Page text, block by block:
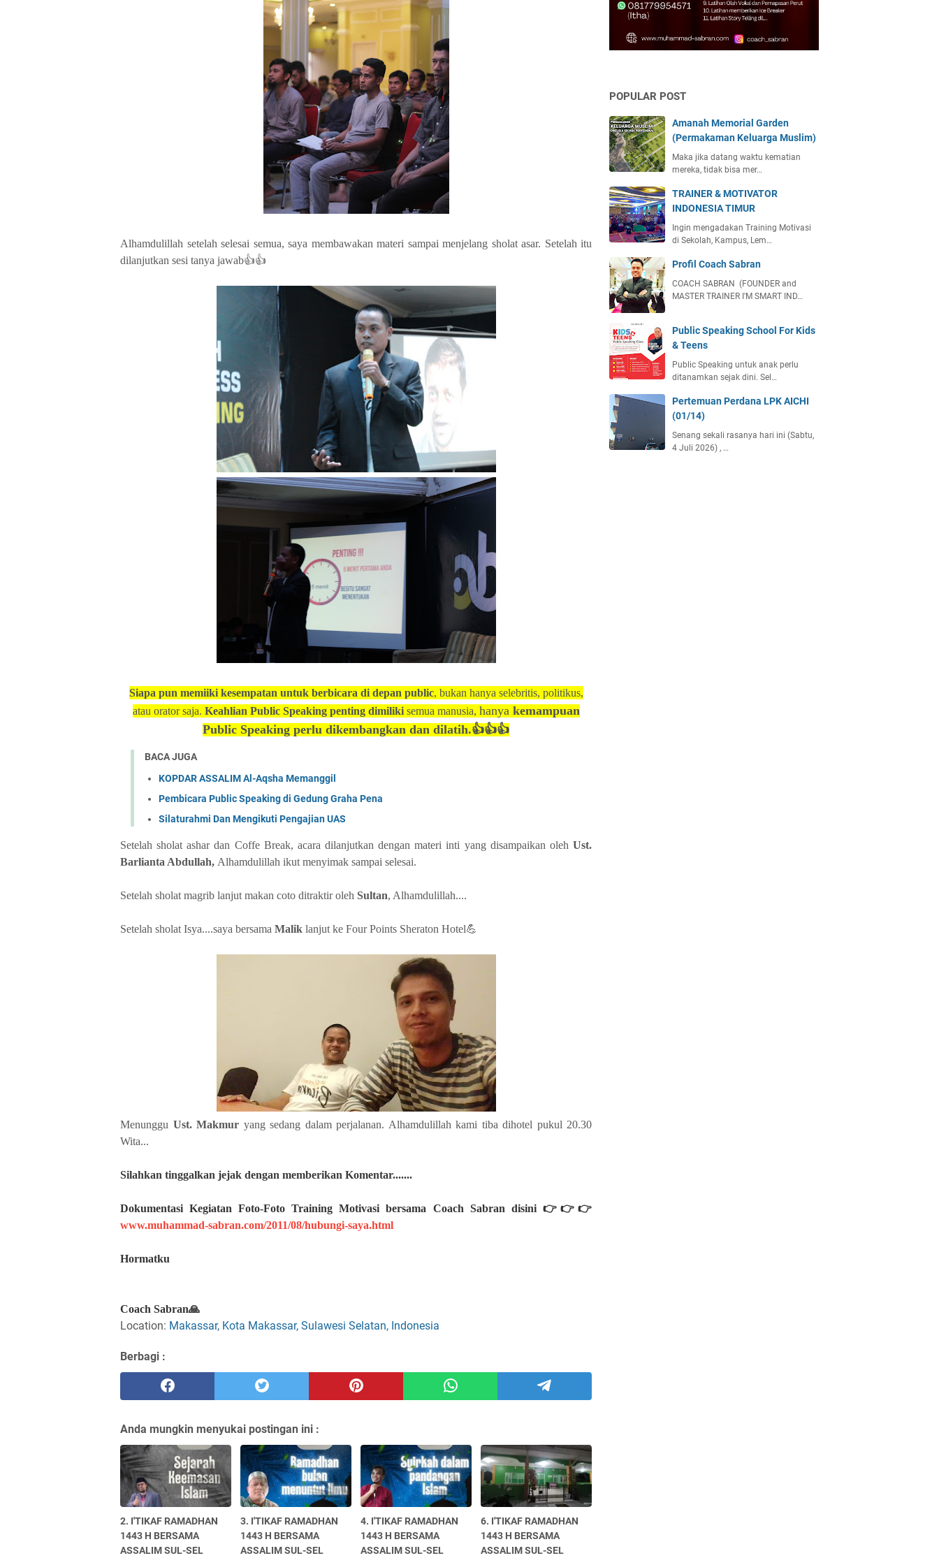
Alhamdulillah setelah selesai semua, saya membawakan materi sampai menjelang sholat asar. Setelah itu
dilanjutkan sesi tanya jawab👍👍
Siapa pun memiiki kesempatan untuk berbicara di depan public, bukan hanya selebritis, politikus,
atau orator saja. Keahlian Public Speaking penting dimilikisemua manusia, hanya kemampuan
Public Speaking perlu dikembangkan dan dilatih.👍👍👍
BACA JUGA
KOPDAR ASSALIM Al-Aqsha Memanggil
Pembicara Public Speaking di Gedung Graha Pena
Silaturahmi Dan Mengikuti Pengajian UAS
Setelah sholat ashar dan Coffe Break, acara dilanjutkan dengan materi inti yang disampaikan oleh Ust.
Barlianta Abdullah, Alhamdulillah ikut menyimak sampai selesai.
Setelah sholat magrib lanjut makan coto ditraktir oleh Sultan, Alhamdulillah....
Setelah sholat Isya....saya bersama Malik lanjut ke Four Points Sheraton Hotel💪
Menunggu Ust. Makmur yang sedang dalam perjalanan. Alhamdulillah kami tiba dihotel pukul 20.30
Wita...
Silahkan tinggalkan jejak dengan memberikan Komentar.......
Dokumentasi Kegiatan Foto-Foto Training Motivasi bersama Coach Sabran disini 👉👉👉
www.muhammad-sabran.com/2011/08/hubungi-saya.html
Hormatku
Coach Sabran🙏
Location: Makassar, Kota Makassar, Sulawesi Selatan, Indonesia
Berbagi :
Anda mungkin menyukai postingan ini :
2. I'TIKAF RAMADHAN
1443 H BERSAMA
ASSALIM SUL-SEL
3. I'TIKAF RAMADHAN
1443 H BERSAMA
ASSALIM SUL-SEL
4. I'TIKAF RAMADHAN
1443 H BERSAMA
ASSALIM SUL-SEL
6. I'TIKAF RAMADHAN
1443 H BERSAMA
ASSALIM SUL-SEL
POPULAR POST
Amanah Memorial Garden
(Permakaman Keluarga Muslim)
Maka jika datang waktu kematian
mereka, tidak bisa mer…
TRAINER & MOTIVATOR
INDONESIA TIMUR
Ingin mengadakan Training Motivasi
di Sekolah, Kampus, Lem…
Profil Coach Sabran
COACH SABRAN (FOUNDER and
MASTER TRAINER I'M SMART IND…
Public Speaking School For Kids
& Teens
Public Speaking untuk anak perlu
ditanamkan sejak dini. Sel…
Pertemuan Perdana LPK AICHI
(01/14)
Senang sekali rasanya hari ini (Sabtu,
4 Juli 2026) , …